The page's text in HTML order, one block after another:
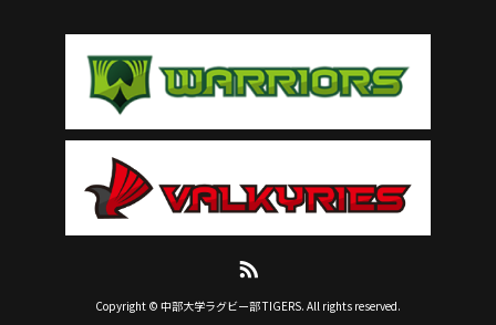
Copyright © 中部大学ラグビー部 TIGERS. All rights reserved.